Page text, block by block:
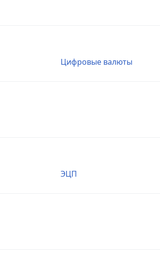
Цифровые валюты
ЭЦП